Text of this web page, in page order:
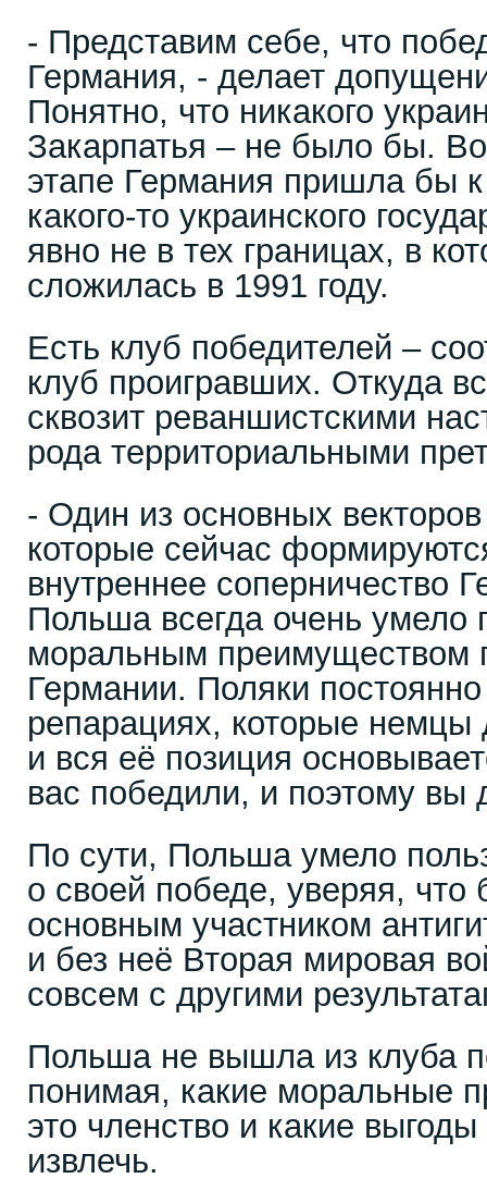
- Представим себе, что
Германия, - делает
Понятно, что никакого
Закарпатья – не было бы.
этапе Германия пришла бы
какого-то украинского
явно не в тех границах, в
сложилась в 1991 году.
Есть клуб победителей –
клуб проигравших. Откуда
сквозит реваншистскими
рода территориальными
- Один из основных
которые сейчас
внутреннее соперничество
Польша всегда очень умело
моральным преимуществом
Германии. Поляки
репарациях, которые
и вся её позиция
вас победили, и поэтому вы
По сути, Польша умело
о своей победе, уверяя, что
основным участником
и без неё Вторая мировая
совсем с другими
Польша не вышла из клуба
понимая, какие моральные
это членство и какие
извлечь.